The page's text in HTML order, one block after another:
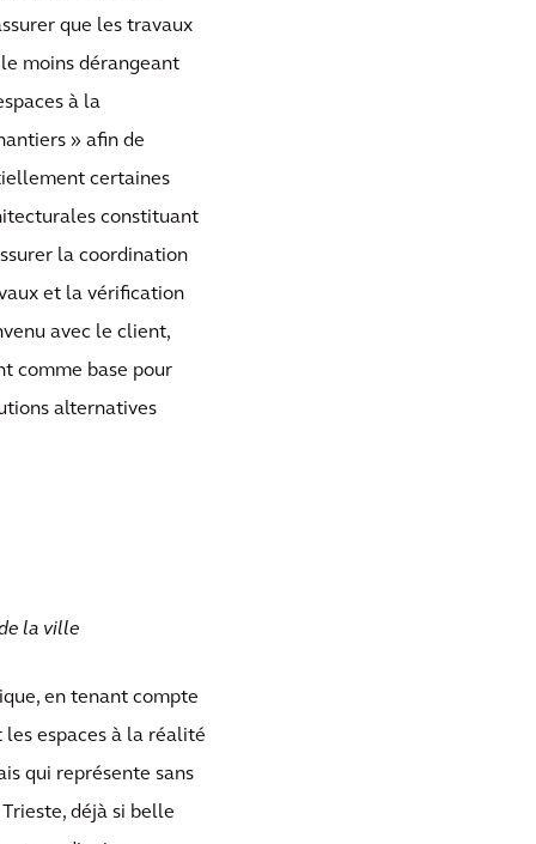
que les travaux
moins dérangeant
à la
» afin de
certaines
constituant
la coordination
et la vérification
avec le client,
comme base pour
alternatives
la ville
en tenant compte
espaces à la réalité
qui représente sans
déjà si belle